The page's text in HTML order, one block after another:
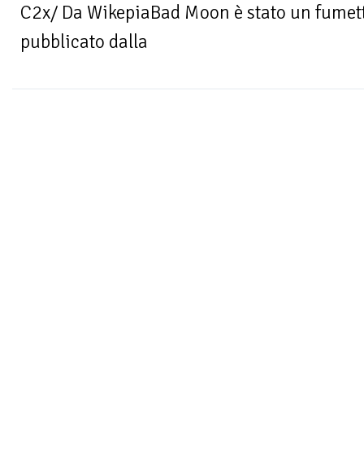
C2x/ Da WikepiaBad Moon è stato un
pubblicato dalla